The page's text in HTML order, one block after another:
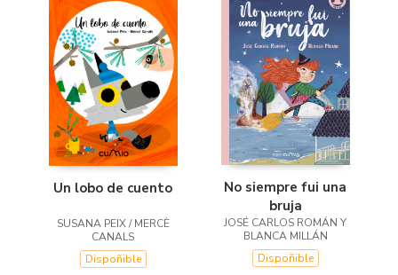
Un lobo de cuento
SUSANA PEIX / MERCÈ
CANALS
Dispoñible
No siempre fui una
bruja
JOSÉ CARLOS ROMÁN Y
BLANCA MILLÁN
Dispoñible